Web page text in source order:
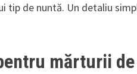
tip de nuntă. Un detaliu
mărturii